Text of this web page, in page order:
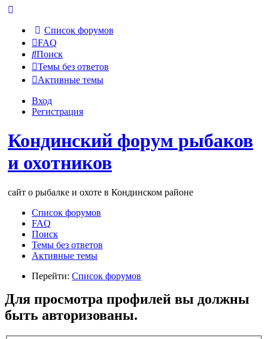
Список форумов
FAQ
Поиск
Темы без ответов
Активные темы
Вход
Регистрация
Кондинский форум рыбаков
и охотников
сайт о рыбалке и охоте в Кондинском районе
Список форумов
FAQ
Поиск
Темы без ответов
Активные темы
Перейти: Список форумов
Для просмотра профилей вы должны
быть авторизованы.